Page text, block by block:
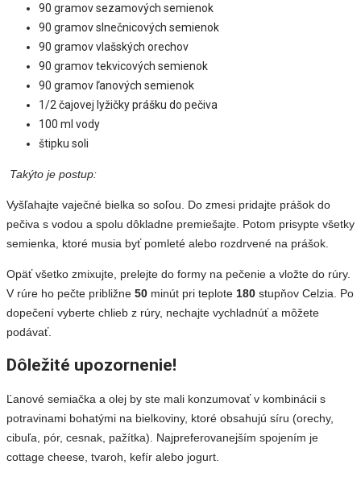
90 gramov sezamových semienok
90 gramov slnečnicových semienok
90 gramov vlašských orechov
90 gramov tekvicových semienok
90 gramov ľanových semienok
1/2 čajovej lyžičky prášku do pečiva
100 ml vody
štipku soli
Takýto je postup:
Vyšľahajte vaječné bielka so soľou. Do zmesi pridajte prášok do
pečiva s vodou a spolu dôkladne premiešajte. Potom prisypte všetky
semienka, ktoré musia byť pomleté alebo rozdrvené na prášok.
Opäť všetko zmixujte, prelejte do formy na pečenie a vložte do rúry.
V rúre ho pečte približne 50 minút pri teplote 180 stupňov Celzia. Po
dopečení vyberte chlieb z rúry, nechajte vychladnúť a môžete
podávať.
Dôležité upozornenie!
Ľanové semiačka a olej by ste mali konzumovať v kombinácii s
potravinami bohatými na bielkoviny, ktoré obsahujú síru (orechy,
cibuľa, pór, cesnak, pažítka). Najpreferovanejším spojením je
cottage cheese, tvaroh, kefír alebo jogurt.